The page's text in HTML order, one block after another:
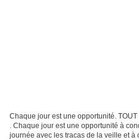
Chaque jour est une opportunité.
. Chaque jour est une opportunité à
journée avec les tracas de la veille et à